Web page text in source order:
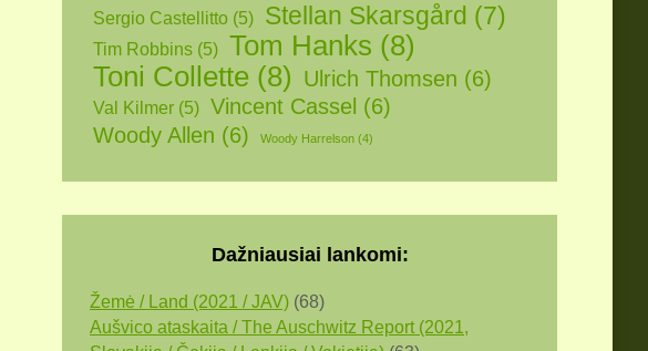
Sergio Castellitto (5) Stellan Skarsgård (7)
Tim Robbins (5) Tom Hanks (8)
Toni Collette (8) Ulrich Thomsen (6)
Val Kilmer (5) Vincent Cassel (6)
Woody Allen (6) Woody Harrelson (4)
Dažniausiai lankomi:
Žemė / Land (2021 / JAV) (68)
Aušvico ataskaita / The Auschwitz Report (2021,